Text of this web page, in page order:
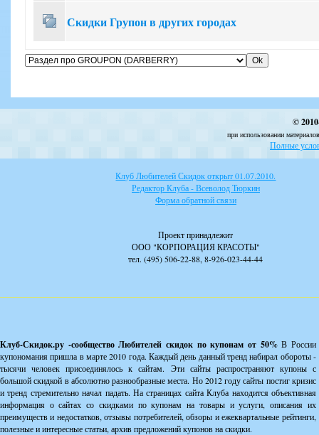
Скидки Групон в других городах
©
при использовании
Полные
Клуб Любителей Скидок открыт 01.07.2010.
Редактор Клуба - Всеволод Тюркин
Форма обратной связи
Проект принадлежит
ООО "КОРПОРАЦИЯ КРАСОТЫ"
тел. (495) 506-22-88, 8-926-023-44-44
Клуб-Скидок.ру -сообщество Любителей скидок по купонам от 50%В России
купономания пришла в марте 2010 года. Каждый день данный тренд набирал обороты -
тысячи человек присоединялось к сайтам. Эти сайты распространяют купоны с
большой скидкой в абсолютно разнообразные места. Но 2012 году сайты постиг кризис
и тренд стремительно начал падать. На страницах сайта Клуба находится объективная
информация о сайтах со скидками по купонам на товары и услуги, описания их
преимуществ и недостатков, отзывы потребителей, обзоры и ежеквартальные рейтинги,
полезные и интересные статьи, архив предложений купонов на скидки.